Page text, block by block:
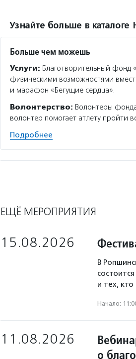
Узнайте больше в каталоге
Больше чем можешь
Услуги: Благотворительный фонд
физическими возможностями
и марафон «Бегущие сердца».
Волонтерство: Волонтеры
волонтер помогает атлету пройти
Подробнее
ЕЩЁ МЕРОПРИЯТИЯ
15.08.2026
В
и тех, кто
Начало:
11.08.2026
о